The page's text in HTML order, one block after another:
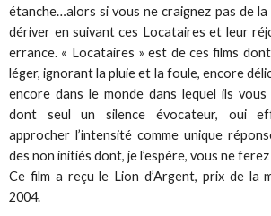
étanche…alors si vous ne craignez pas de
dériver en suivant ces Locataires et leur
errance. « Locataires » est de ces films
léger, ignorant la pluie et la foule, encore
encore dans le monde dans lequel ils
dont seul un silence évocateur, oui
approcher l’intensité comme unique
des non initiés dont, je l’espère, vous ne
Ce film a reçu le Lion d’Argent, prix de la
2004.